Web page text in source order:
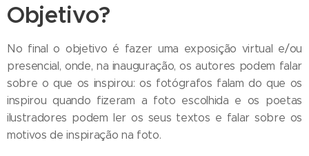
Objetivo?
No final o objetivo é fazer uma exposição virtual e/ou
presencial, onde, na inauguração, os autores podem falar
sobre o que os inspirou: os fotógrafos falam do que os
inspirou quando fizeram a foto escolhida e os poetas
ilustradores podem ler os seus textos e falar sobre os
motivos de inspiração na foto.